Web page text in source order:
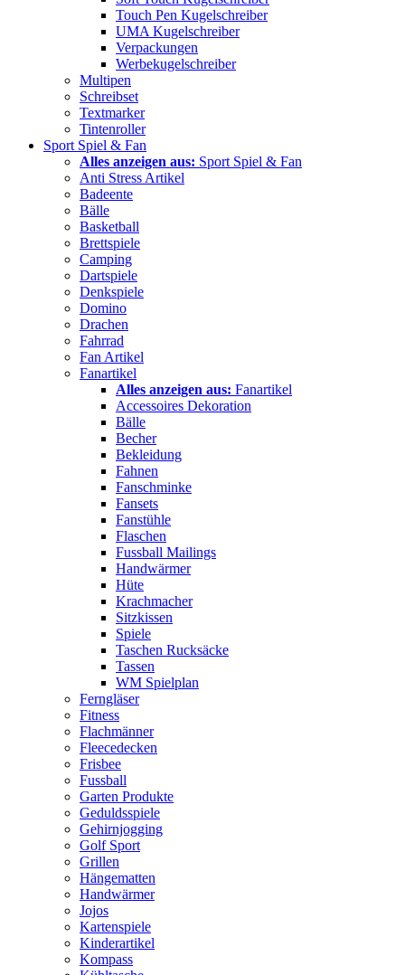
Touch Pen Kugelschreiber
UMA Kugelschreiber
Verpackungen
Werbekugelschreiber
Multipen
Schreibset
Textmarker
Tintenroller
Sport Spiel & Fan
Alles anzeigen aus: Sport Spiel & Fan
Anti Stress Artikel
Badeente
Bälle
Basketball
Brettspiele
Camping
Dartspiele
Denkspiele
Domino
Drachen
Fahrrad
Fan Artikel
Fanartikel
Alles anzeigen aus: Fanartikel
Accessoires Dekoration
Bälle
Becher
Bekleidung
Fahnen
Fanschminke
Fansets
Fanstühle
Flaschen
Fussball Mailings
Handwärmer
Hüte
Krachmacher
Sitzkissen
Spiele
Taschen Rucksäcke
Tassen
WM Spielplan
Ferngläser
Fitness
Flachmänner
Fleecedecken
Frisbee
Fussball
Garten Produkte
Geduldsspiele
Gehirnjogging
Golf Sport
Grillen
Hängematten
Handwärmer
Jojos
Kartenspiele
Kinderartikel
Kompass